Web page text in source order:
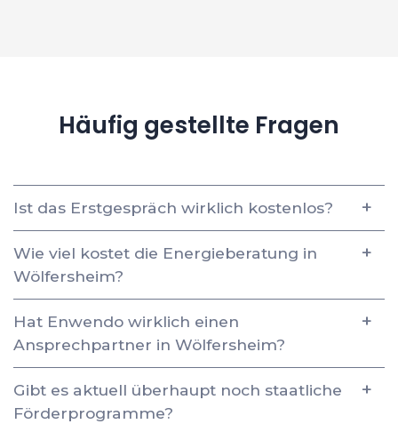
Häufig gestellte Fragen
Ist das Erstgespräch wirklich kostenlos?
Wie viel kostet die Energieberatung in
Wölfersheim?
Hat Enwendo wirklich einen
Ansprechpartner in Wölfersheim?
Gibt es aktuell überhaupt noch staatliche
Förderprogramme?